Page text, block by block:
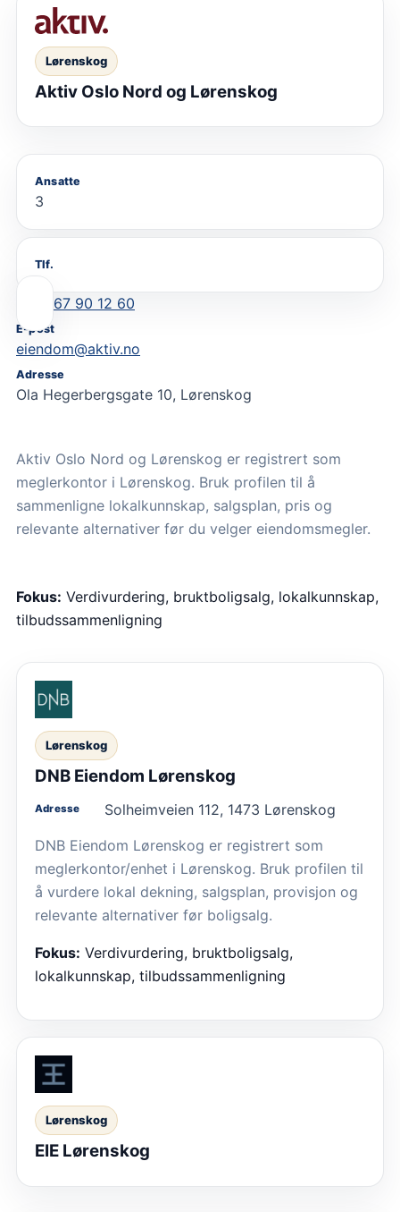
Lørenskog
Aktiv Oslo Nord og Lørenskog
Ansatte
3
Tlf.
67 90 12 60
E-post
eiendom@aktiv.no
Adresse
Ola Hegerbergsgate 10, Lørenskog
Aktiv Oslo Nord og Lørenskog er registrert som
meglerkontor i Lørenskog. Bruk profilen til å
sammenligne lokalkunnskap, salgsplan, pris og
relevante alternativer før du velger eiendomsmegler.
Fokus: Verdivurdering, bruktboligsalg, lokalkunnskap,
tilbudssammenligning
Lørenskog
DNB Eiendom Lørenskog
Adresse
Solheimveien 112, 1473 Lørenskog
DNB Eiendom Lørenskog er registrert som
meglerkontor/enhet i Lørenskog. Bruk profilen til
å vurdere lokal dekning, salgsplan, provisjon og
relevante alternativer før boligsalg.
Fokus: Verdivurdering, bruktboligsalg,
lokalkunnskap, tilbudssammenligning
Lørenskog
EIE Lørenskog